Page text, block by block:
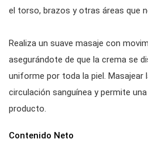
el torso, brazos y otras áreas que
Realiza un suave masaje con
asegurándote de que la crema se
uniforme por toda la piel. Masajear
circulación sanguínea y permite
producto.
Contenido Neto